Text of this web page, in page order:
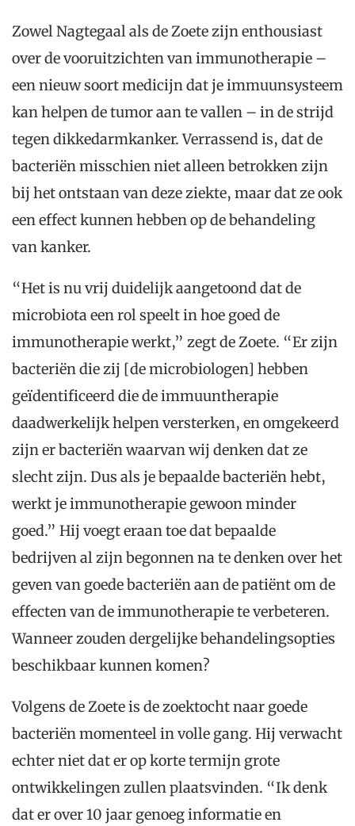
Zowel Nagtegaal als de Zoete zijn enthousiast
over de vooruitzichten van immunotherapie –
een nieuw soort medicijn dat je immuunsysteem
kan helpen de tumor aan te vallen – in de strijd
tegen dikkedarmkanker. Verrassend is, dat de
bacteriën misschien niet alleen betrokken zijn
bij het ontstaan van deze ziekte, maar dat ze ook
een effect kunnen hebben op de behandeling
van kanker.
“Het is nu vrij duidelijk aangetoond dat de
microbiota een rol speelt in hoe goed de
immunotherapie werkt,” zegt de Zoete. “Er zijn
bacteriën die zij [de microbiologen] hebben
geïdentificeerd die de immuuntherapie
daadwerkelijk helpen versterken, en omgekeerd
zijn er bacteriën waarvan wij denken dat ze
slecht zijn. Dus als je bepaalde bacteriën hebt,
werkt je immunotherapie gewoon minder
goed.” Hij voegt eraan toe dat bepaalde
bedrijven al zijn begonnen na te denken over het
geven van goede bacteriën aan de patiënt om de
effecten van de immunotherapie te verbeteren.
Wanneer zouden dergelijke behandelingsopties
beschikbaar kunnen komen?
Volgens de Zoete is de zoektocht naar goede
bacteriën momenteel in volle gang. Hij verwacht
echter niet dat er op korte termijn grote
ontwikkelingen zullen plaatsvinden. “Ik denk
dat er over 10 jaar genoeg informatie en